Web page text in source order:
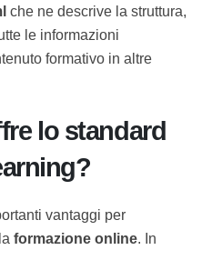
.zip o .pif) che contiene
formativi di un
che ne descrive
ossia tutte le
LMS.
lo
per